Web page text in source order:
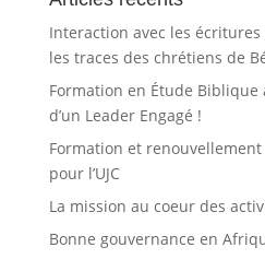
Interaction avec les
les traces des chrétiens de
Formation en Étude Biblique
d’un Leader Engagé !
Formation et
pour l’UJC
La mission au coeur des
Bonne gouvernance en